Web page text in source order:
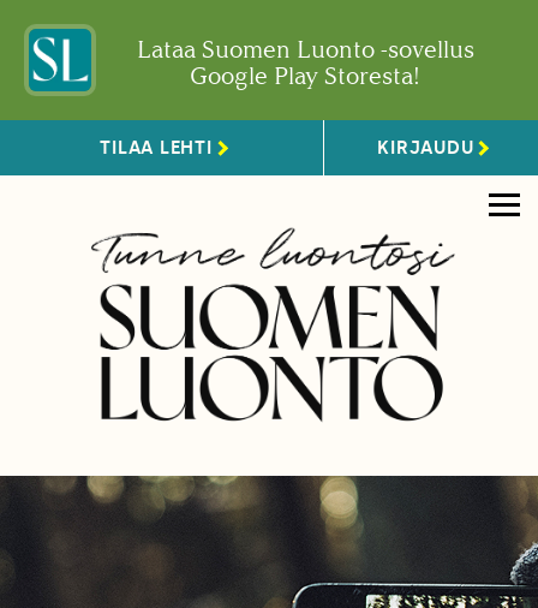
Lataa Suomen Luonto -sovellus
Google Play Storesta!
TILAA LEHTI KIRJAUDU